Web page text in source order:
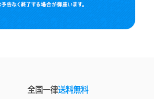
全国一律送料無料